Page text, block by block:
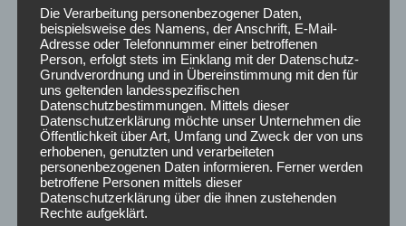
Fröbelstr.3a, 30451 Hannover
Kampfkunst für Jugendliche 💪👦👧🏋️
mittwochs, 16.00 – 17.00 Uhr, Sporthalle Fröbelstr, Fröbelstr.
3a, 30451 Hannover
#Niederschwelligkeit #TeilhabeFürAlle #GesundImQuartier
#SportMitSinn #Gesundheitsförderung #Inklusion #BGM
#Empowerment #StarkeVereine #MuskelnFürAlle
Posted inAKTUELLES,Allgemein
Die Verarbeitung personenbezogener Daten,
beispielsweise des Namens, der Anschrift, E-Mail-
Adresse oder Telefonnummer einer betroffenen
Person, erfolgt stets im Einklang mit der Datenschutz-
Grundverordnung und in Übereinstimmung mit den für
uns geltenden landesspezifischen
Datenschutzbestimmungen. Mittels dieser
Datenschutzerklärung möchte unser Unternehmen die
Öffentlichkeit über Art, Umfang und Zweck der von uns
erhobenen, genutzten und verarbeiteten
personenbezogenen Daten informieren. Ferner werden
betroffene Personen mittels dieser
Datenschutzerklärung über die ihnen zustehenden
Rechte aufgeklärt.